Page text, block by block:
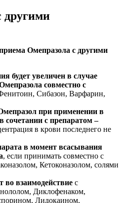
другими
Омепразола с другими
будет увеличен в случае
совместно с
Сибазон, Варфарин,
при применении в
сочетании с препаратом –
в крови последнего не
в момент всасывания
, если принимать совместно с
Кетоконазолом, солями
во взаимодействие с
Диклофенаком,
Лидокаином,